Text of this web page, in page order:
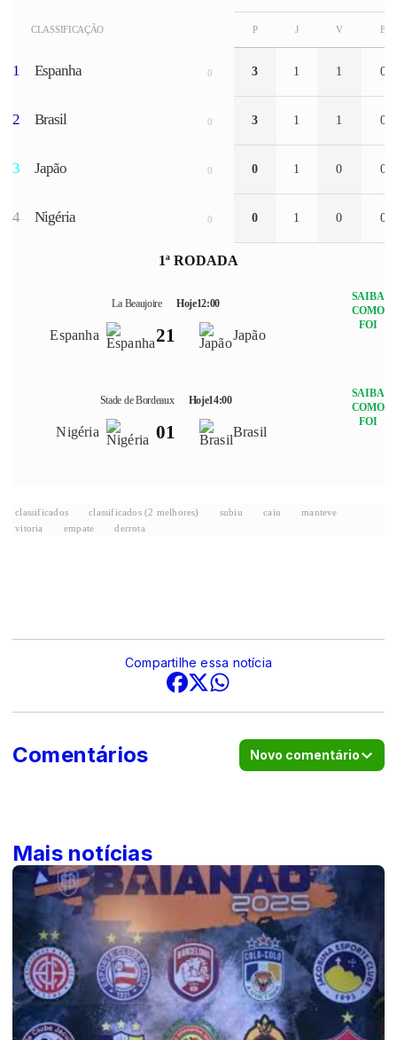
CLASSIFICAÇÃO
1 Espanha 0
2 Brasil 0
3 Japão 0
4 Nigéria 0
P J V E
3 1 1 0
3 1 1 0
0 1 0 0
0 1 0 0
1ª RODADA
La Beaujoire Hoje12:00
Espanha 21 Japão
SAIBA
COMO
FOI
Stade de Bordeaux Hoje14:00
Nigéria 01 Brasil
SAIBA
COMO
FOI
classificados classificados (2 melhores) subiu caiu
manteve
vitoria
empate derrota
Compartilhe essa notícia
Comentários Novo comentário
Mais notícias